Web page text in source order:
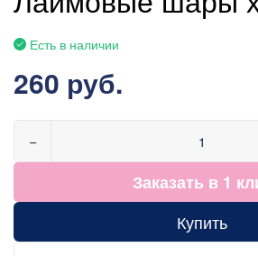
Есть в наличии
260 руб.
−
Заказать в 1
Купить